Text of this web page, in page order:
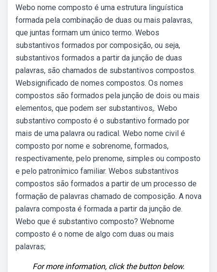
Webo nome composto é uma estrutura linguística
formada pela combinação de duas ou mais palavras,
que juntas formam um único termo. Webos
substantivos formados por composição, ou seja,
substantivos formados a partir da junção de duas
palavras, são chamados de substantivos compostos.
Websignificado de nomes compostos. Os nomes
compostos são formados pela junção de dois ou mais
elementos, que podem ser substantivos,. Webo
substantivo composto é o substantivo formado por
mais de uma palavra ou radical. Webo nome civil é
composto por nome e sobrenome, formados,
respectivamente, pelo prenome, simples ou composto
e pelo patronímico familiar. Webos substantivos
compostos são formados a partir de um processo de
formação de palavras chamado de composição. A nova
palavra composta é formada a partir da junção de.
Webo que é substantivo composto? Webnome
composto é o nome de algo com duas ou mais
palavras;
For more information, click the button below.